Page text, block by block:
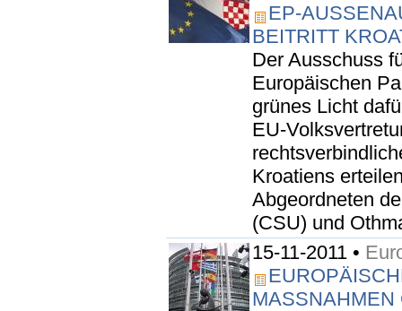
EP-
EITRITT
Der Ausschuss
Europäischen
grünes Licht
EU-
Kroatiens
Abgeordneten
(CSU) und
15-11-2011 •